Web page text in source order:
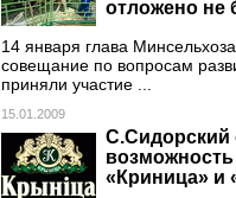
отложено не
14 января глава
совещание по вопросам
приняли участие ...
15.01.2009
С.Сидорский
«Криница» и